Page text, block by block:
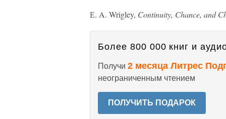
Е. A. Wrigley, Continuity, Chance, and
Более 800 000 книг и
Получи 2 месяца Литрес
неограниченным чтением
ПОЛУЧИТЬ ПОДАРОК